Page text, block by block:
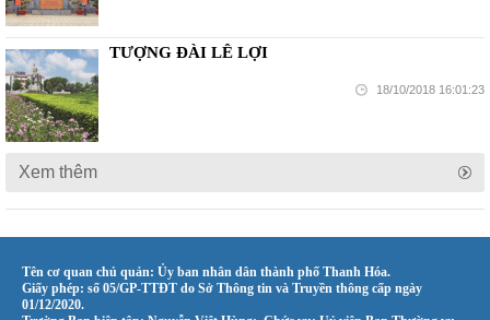
TƯỢNG ĐÀI LÊ LỢI
18/10/2018 16:01:23
Xem thêm
Tên cơ quan chủ quản: Ủy ban nhân dân thành phố Thanh Hóa.
Giấy phép: số 05/GP-TTĐT do Sở Thông tin và Truyền thông cấp ngày
01/12/2020.